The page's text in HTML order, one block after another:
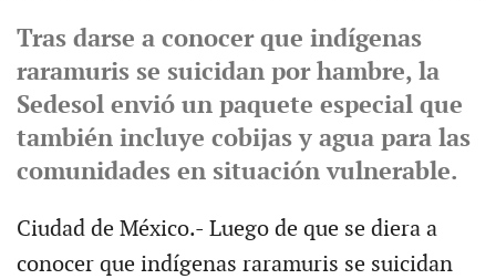
Tras darse a conocer que indígenas
raramuris se suicidan por hambre, la
Sedesol envió un paquete especial que
también incluye cobijas y agua para las
comunidades en situación vulnerable.
Ciudad de México.- Luego de que se diera a
conocer que indígenas raramuris se suicidan